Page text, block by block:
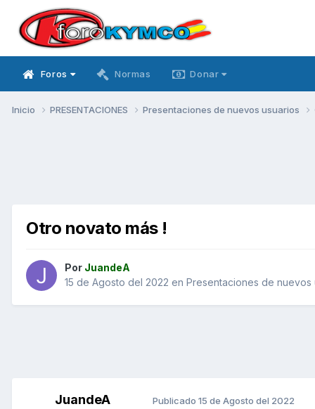
Foros Normas Donar
Inicio PRESENTACIONES Presentaciones de nuevos usuarios
Otro novato más !
Por JuandeA
15 de Agosto del 2022 en Presentaciones de nuevos
JuandeA Publicado 15 de Agosto del 2022